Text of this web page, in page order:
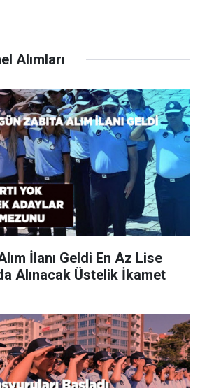
Alımları
İlanı Geldi En Az Lise
Alınacak Üstelik İkamet